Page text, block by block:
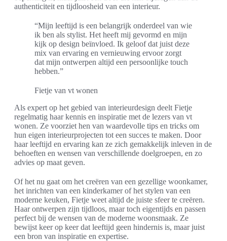
authenticiteit en tijdloosheid van een interieur.
“Mijn leeftijd is een belangrijk onderdeel van wie
ik ben als stylist. Het heeft mij gevormd en mijn
kijk op design beïnvloed. Ik geloof dat juist deze
mix van ervaring en vernieuwing ervoor zorgt
dat mijn ontwerpen altijd een persoonlijke touch
hebben.”
Fietje van vt wonen
Als expert op het gebied van interieurdesign deelt Fietje
regelmatig haar kennis en inspiratie met de lezers van vt
wonen. Ze voorziet hen van waardevolle tips en tricks om
hun eigen interieurprojecten tot een succes te maken. Door
haar leeftijd en ervaring kan ze zich gemakkelijk inleven in de
behoeften en wensen van verschillende doelgroepen, en zo
advies op maat geven.
Of het nu gaat om het creëren van een gezellige woonkamer,
het inrichten van een kinderkamer of het stylen van een
moderne keuken, Fietje weet altijd de juiste sfeer te creëren.
Haar ontwerpen zijn tijdloos, maar toch eigentijds en passen
perfect bij de wensen van de moderne woonsmaak. Ze
bewijst keer op keer dat leeftijd geen hindernis is, maar juist
een bron van inspiratie en expertise.